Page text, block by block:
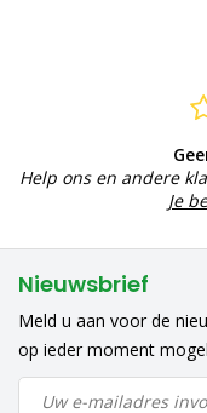
Help ons en andere
Je
Nieuwsbrief
Meld u aan voor de
op ieder moment